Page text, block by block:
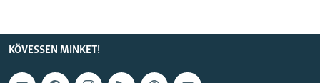
KÖVESSEN MINKET!